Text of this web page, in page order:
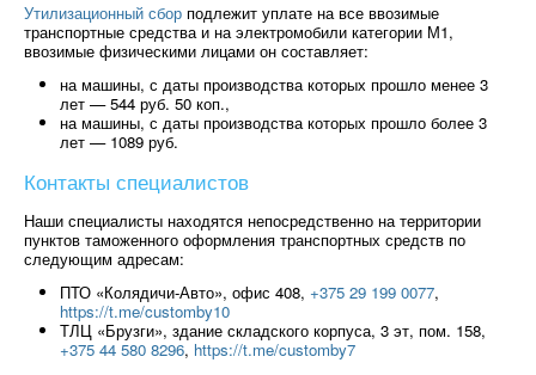
Утилизационный сбор подлежит уплате на все ввозимые
транспортные средства и на электромобили категории М1,
ввозимые физическими лицами он составляет:
на машины, с даты производства которых прошло менее 3
лет — 544 руб. 50 коп.,
на машины, с даты производства которых прошло более 3
лет — 1089 руб.
Контакты специалистов
Наши специалисты находятся непосредственно на территории
пунктов таможенного оформления транспортных средств по
следующим адресам:
ПТО «Колядичи-Авто», офис 408, +375 29 199 0077,
https://t.me/customby10
ТЛЦ «Брузги», здание складского корпуса, 3 эт, пом. 158,
+375 44 580 8296, https://t.me/customby7